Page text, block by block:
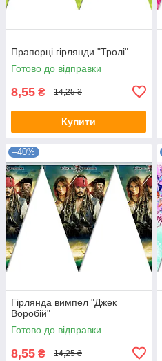
Прапорці гірлянди "Тролі"
Готово до відправки
8,55 ₴ 14,25 ₴
Купити
–40%
Гірлянда вимпел "Джек
Воробій"
Готово до відправки
8,55 ₴ 14,25 ₴